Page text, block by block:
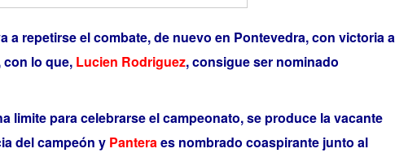
a repetirse el combate, de nuevo en Pontevedra, con victoria a
lo que, Lucien Rodriguez, consigue ser nominado
limite para celebrarse el campeonato, se produce la vacante
del campeón y Panteraes nombrado coaspirante junto al